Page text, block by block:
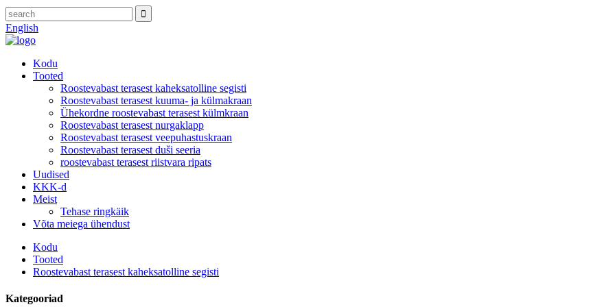
English
Kodu
Tooted
Roostevabast terasest kaheksatolline segisti
Roostevabast terasest kuuma- ja külmakraan
Ühekordne roostevabast terasest külmkraan
Roostevabast terasest nurgaklapp
Roostevabast terasest veepuhastuskraan
Roostevabast terasest duši seeria
roostevabast terasest riistvara ripats
Uudised
KKK-d
Meist
Tehase ringkäik
Võta meiega ühendust
Kodu
Tooted
Roostevabast terasest kaheksatolline segisti
Kategooriad